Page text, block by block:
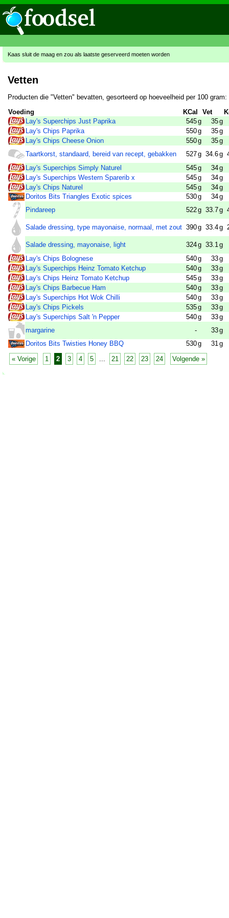
Kaas sluit de maag en zou als laatste geserveerd moeten worden
Vetten
Producten die "Vetten" bevatten, gesorteerd op hoeveelheid per 100 gram:
Voeding
KCal Vet
Lay's Superchips Just Paprika
545g 35g
Lay's Chips Paprika
550g 35g
Lay's Chips Cheese Onion
550g 35g
Taartkorst, standaard, bereid van recept, gebakken
527g 34.6g
Lay's Superchips Simply Naturel
545g 34g
Lay's Superchips Western Sparerib x
545g 34g
Lay's Chips Naturel
545g 34g
Doritos Bits Triangles Exotic spices
530g 34g
Pindareep
522g 33.7g
Salade dressing, type mayonaise, normaal, met zout 390g 33.4g
Salade dressing, mayonaise, light 324g 33.1 g
Lay's Chips Bolognese
540g 33g
Lay's Superchips Heinz Tomato Ketchup
540g 33g
Lay's Chips Heinz Tomato Ketchup
545g 33g
Lay's Chips Barbecue Ham
540g 33g
Lay's Superchips Hot Wok Chilli
540g 33g
Lay's Chips Pickels
535g 33g
Lay's Superchips Salt 'n Pepper
540g 33g
margarine
- 33g
Doritos Bits Twisties Honey BBQ
530g 31 g
« Vorige
1 2 3 4 5 21 22 23 24 Volgende »